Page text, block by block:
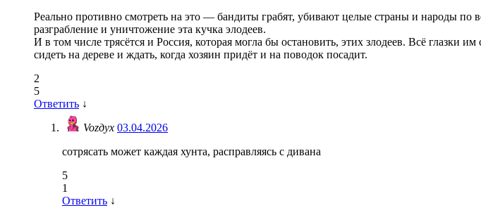
Реально противно смотреть на это — бандиты грабят, убивают целые страны и народы по
разграбление и уничтожение эта кучка элодеев.
И в том числе трясётся и Россия, которая могла бы остановить, этих злодеев. Всё глазки
сидеть на дереве и ждать, когда хозяин придёт и на поводок посадит.
2
5
Ответить ↓
Vozдух 03.04.2026
сотрясать может каждая хунта, расправляясь с дивана
5
1
Ответить ↓